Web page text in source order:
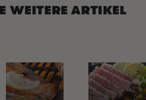
WEITERE ARTIKEL